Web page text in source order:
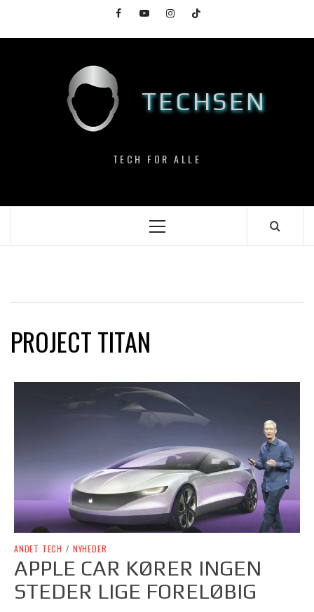
content
FacebookYouTubeInstagramTikTok
TECHSEN
TECH FOR ALLE
Primary
PROJECT TITAN
ANDET TECH / NYHEDER
APPLE CAR KØRER INGEN
STEDER LIGE FORELØBIG